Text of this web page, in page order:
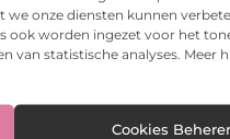
onze diensten kunnen
ook worden ingezet voor het
van statistische analyses. Meer
Cookies